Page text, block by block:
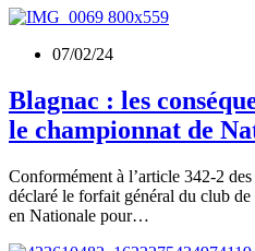
07/02/24
Blagnac : les
le championnat de
Conformément à l’article 342-2
déclaré le forfait général du club
en Nationale pour…